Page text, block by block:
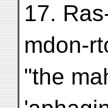
17.
mdon-
"the